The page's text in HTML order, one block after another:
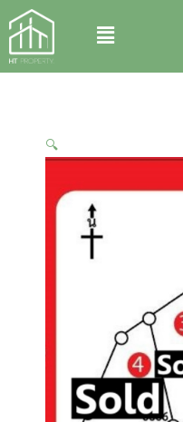
Skip
to
content
Menu
🔍